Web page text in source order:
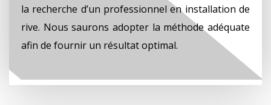
la recherche d’un professionnel en installation de
rive. Nous saurons adopter la méthode adéquate
afin de fournir un résultat optimal.